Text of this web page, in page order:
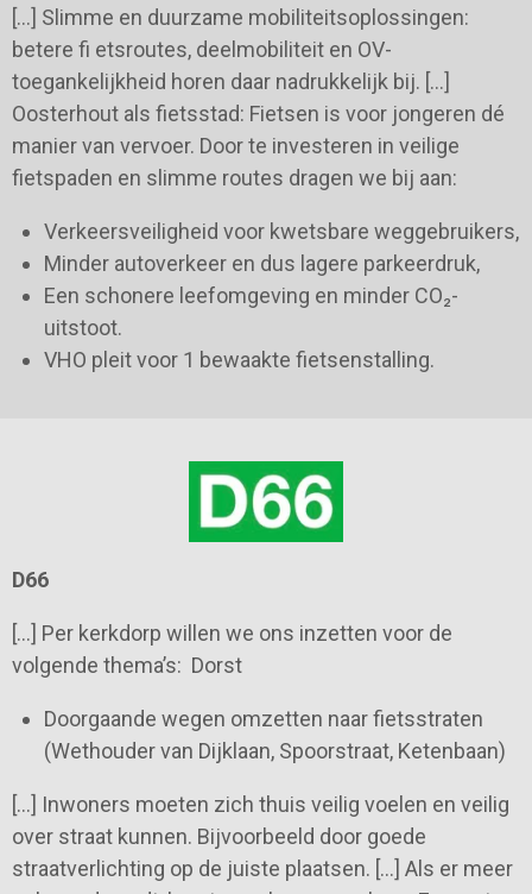
[…] Slimme en duurzame mobiliteitsoplossingen:
betere fi etsroutes, deelmobiliteit en OV-
toegankelijkheid horen daar nadrukkelijk bij. […]
Oosterhout als fietsstad: Fietsen is voor jongeren dé
manier van vervoer. Door te investeren in veilige
fietspaden en slimme routes dragen we bij aan:
Verkeersveiligheid voor kwetsbare weggebruikers,
Minder autoverkeer en dus lagere parkeerdruk,
Een schonere leefomgeving en minder CO₂-
uitstoot.
VHO pleit voor 1 bewaakte fietsenstalling.
D66
[…] Per kerkdorp willen we ons inzetten voor de
volgende thema’s: Dorst
Doorgaande wegen omzetten naar fietsstraten
(Wethouder van Dijklaan, Spoorstraat, Ketenbaan)
[…] Inwoners moeten zich thuis veilig voelen en veilig
over straat kunnen. Bijvoorbeeld door goede
straatverlichting op de juiste plaatsen. […] Als er meer